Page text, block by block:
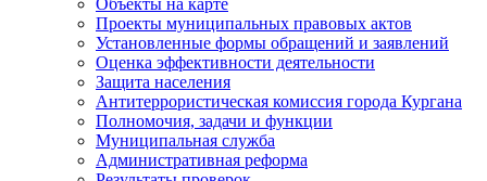
Объекты на карте
Проекты муниципальных правовых актов
Установленные формы обращений и заявлений
Оценка эффективности деятельности
Защита населения
Антитеррористическая комиссия города Кургана
Полномочия, задачи и функции
Муниципальная служба
Административная реформа